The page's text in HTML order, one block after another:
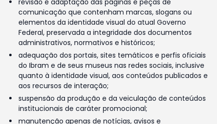
revisão e adaptação das páginas e peças de
comunicação que contenham marcas, slogans ou
elementos da identidade visual do atual Governo
Federal, preservada a integridade dos documentos
administrativos, normativos e históricos;
adequação dos portais, sites temáticos e perfis oficiais
do Ibram e de seus museus nas redes sociais, inclusive
quanto à identidade visual, aos conteúdos publicados e
aos recursos de interação;
suspensão da produção e da veiculação de conteúdos
institucionais de caráter promocional;
manutenção apenas de notícias, avisos e